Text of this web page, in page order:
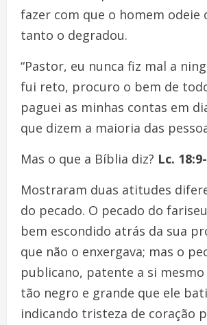
fazer com que o homem odeie
tanto o degradou.
“Pastor, eu nunca fiz mal a
fui reto, procuro o bem de
paguei as minhas contas em
que dizem a maioria das
Mas o que a Bíblia diz? Lc.
Mostraram duas atitudes
do pecado. O pecado do
bem escondido atrás da sua
que não o enxergava; mas o
publicano, patente a si mesmo
tão negro e grande que ele
indicando tristeza de coração